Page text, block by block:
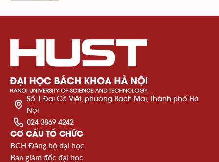
Số 1 Đại Cồ Việt, phường Bạch Mai, Thành phố Hà
Nội
024 3869 4242
CƠ CẤU TỔ CHỨC
BCH Đảng bộ đại học
Ban giám đốc đại học